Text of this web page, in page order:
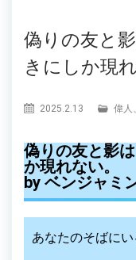
偽りの友と
きにしか現
2025.2.13 偉人
偽りの友と影
か現れない。
by ベンジャミ
あなたのそばに